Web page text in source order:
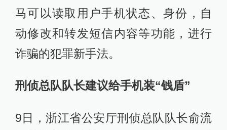
马可以读取用户手机状态、身份，自
动修改和转发短信内容等功能，进行
诈骗的犯罪新手法。
刑侦总队队长建议给手机装“钱盾”
9日，浙江省公安厅刑侦总队队长俞流